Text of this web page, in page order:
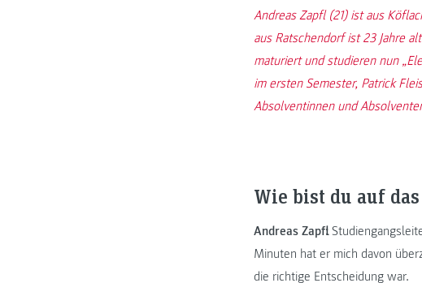
Andreas Zapfl (21) ist aus
aus Ratschendorf ist 23 Jahre
maturiert und studieren nun
im ersten Semester, Patrick
Absolventinnen und
Wie bist du auf
Andreas Zapfl:
Minuten hat er mich davon
die richtige Entscheidung war.